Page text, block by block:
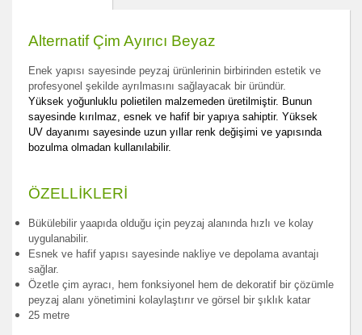
Alternatif Çim Ayırıcı Beyaz
Enek yapısı sayesinde peyzaj ürünlerinin birbirinden estetik ve
profesyonel şekilde ayrılmasını sağlayacak bir üründür.
Yüksek yoğunluklu polietilen malzemeden üretilmiştir. Bunun
sayesinde kırılmaz, esnek ve hafif bir yapıya sahiptir. Yüksek
UV dayanımı sayesinde uzun yıllar renk değişimi ve yapısında
bozulma olmadan kullanılabilir.
ÖZELLİKLERİ
Bükülebilir yaapıda olduğu için peyzaj alanında hızlı ve kolay
uygulanabilir.
Esnek ve hafif yapısı sayesinde nakliye ve depolama avantajı
sağlar.
Özetle çim ayracı, hem fonksiyonel hem de dekoratif bir çözümle
peyzaj alanı yönetimini kolaylaştırır ve görsel bir şıklık katar
25 metre